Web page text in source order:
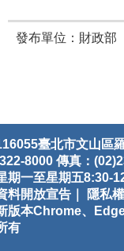
發布單位：財政部
臺北市文山區
8000 傳真：
期一至星期五8:30-
料開放宣告｜
隱私
版本Chrome、
有